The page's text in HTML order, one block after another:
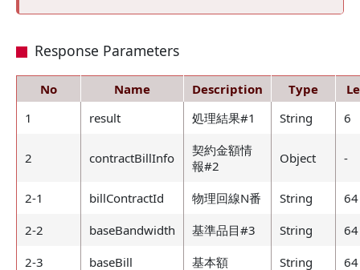
Response Parameters
No Name Description Type
1
result 処理結果#1 String 6
2 contractBillInfo
契約金額情
報#2
Object -
2-1 billContractId 物理回線N番 String
64
2-2
baseBandwidth 基準品目#3 String
64
2-3
baseBill 基本額 String 64